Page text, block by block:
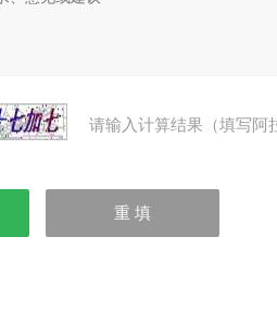
请输入计算结果（填写阿